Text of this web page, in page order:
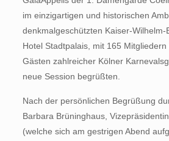
im einzigartigen und historischen
denkmalgeschützten Kaiser-
Hotel Stadtpalais, mit 165
Gästen zahlreicher Kölner
neue Session begrüßten.
Nach der persönlichen Begrüßung
Barbara Brüninghaus,
(welche sich am gestrigen Abend